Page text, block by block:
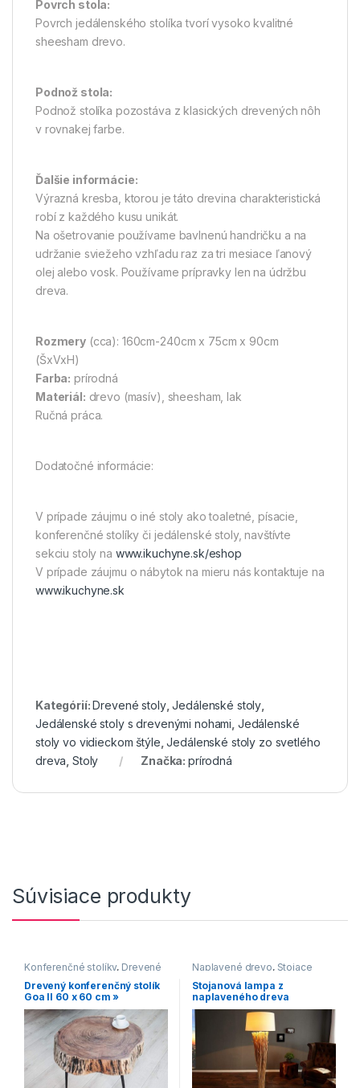
Povrch stola:
Povrch jedálenského stolíka tvorí vysoko kvalitné
sheesham drevo.
Podnož stola:
Podnož stolíka pozostáva z klasických drevených nôh
v rovnakej farbe.
Ďalšie informácie:
Výrazná kresba, ktorou je táto drevina charakteristická
robí z každého kusu unikát.
Na ošetrovanie používame bavlnenú handričku a na
udržanie sviežeho vzhľadu raz za tri mesiace ľanový
olej alebo vosk. Používame prípravky len na údržbu
dreva.
Rozmery (cca): 160cm-240cm x 75cm x 90cm
(ŠxVxH)
Farba: prírodná
Materiál: drevo (masív), sheesham, lak
Ručná práca.
Dodatočné informácie:
V prípade záujmu o iné stoly ako toaletné, písacie,
konferenčné stolíky či jedálenské stoly, navštívte
sekciu stoly na www.ikuchyne.sk/eshop
V prípade záujmu o nábytok na mieru nás kontaktuje na
www.ikuchyne.sk
Kategórií:Drevené stoly,Jedálenské stoly
Jedálenské stoly s drevenými nohami Jedálenské
stoly vo vidieckom štýle ,Jedálenské stoly zo svetlého
dreva ,Stoly Značka: prírodná
Súvisiace produkty
Konferenčné stolíky, Drevené
konferenčné stolíky,
Malé
konferenčné stolíky, Oblé
konferenčné stolíky,
Konferenčné stolíky vo
vidieckom štýle
Drevený konferenčný stolík
Goa II 60 x 60 cm »
Naplavené drevo, Stojace
lampy
Stojanová lampa z
naplaveného dreva
Euphoria 175 cm »